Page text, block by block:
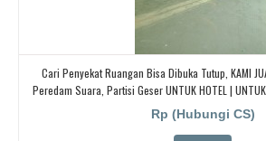
Cari Penyekat Ruangan Bisa Dibuka Tutup, KAMI
Peredam Suara, Partisi Geser UNTUK HOTEL | UNTUK
KELAS SEKOLAH Di BANDUNG, JAKARTA,
Rp (Hubungi CS)